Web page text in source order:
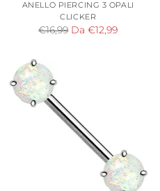
ANELLO PIERCING 3 OPALI
CLICKER
Prezzo
€16,99 Da €12,99